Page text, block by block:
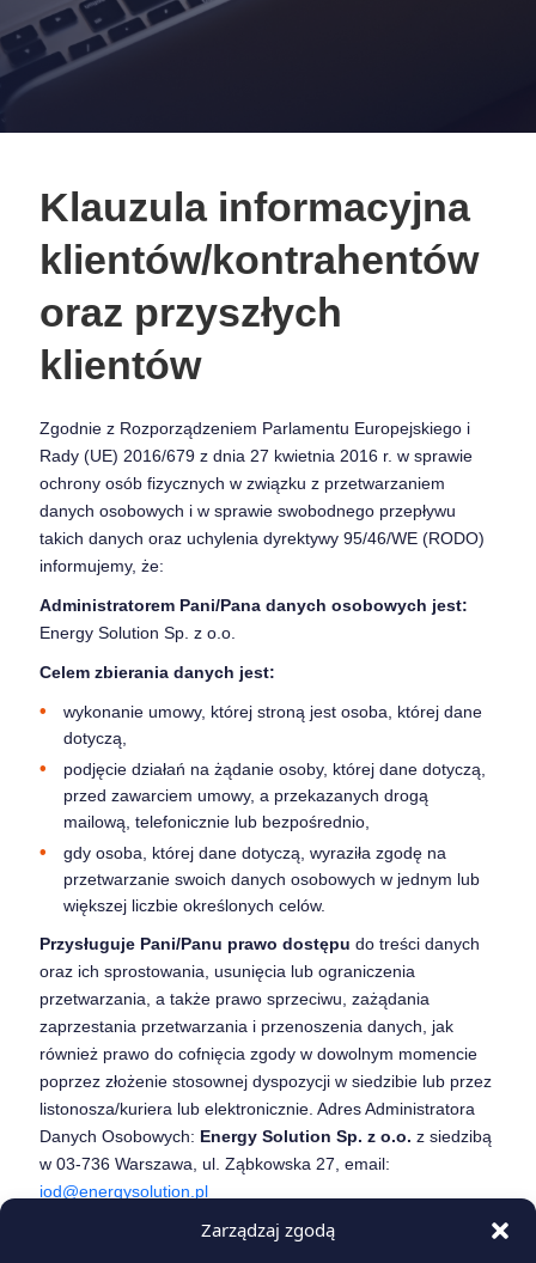
Zarządzaj zgodą
Klauzula informacyjna
klientów/kontrahentów
oraz przyszłych
klientów
Zgodnie z Rozporządzeniem Parlamentu Europejskiego i
Rady (UE) 2016/679 z dnia 27 kwietnia 2016 r. w sprawie
ochrony osób fizycznych w związku z przetwarzaniem
danych osobowych i w sprawie swobodnego przepływu
takich danych oraz uchylenia dyrektywy 95/46/WE (RODO)
informujemy, że:
Administratorem Pani/Pana danych osobowych jest:
Energy Solution Sp. z o.o.
Celem zbierania danych jest:
wykonanie umowy, której stroną jest osoba, której dane
dotyczą,
podjęcie działań na żądanie osoby, której dane dotyczą,
przed zawarciem umowy, a przekazanych drogą
mailową, telefonicznie lub bezpośrednio,
gdy osoba, której dane dotyczą, wyraziła zgodę na
przetwarzanie swoich danych osobowych w jednym lub
większej liczbie określonych celów.
Przysługuje Pani/Panu prawo dostępu do treści danych
oraz ich sprostowania, usunięcia lub ograniczenia
przetwarzania, a także prawo sprzeciwu, zażądania
zaprzestania przetwarzania i przenoszenia danych, jak
również prawo do cofnięcia zgody w dowolnym momencie
poprzez złożenie stosownej dyspozycji w siedzibie lub przez
listonosza/kuriera lub elektronicznie. Adres Administratora
Danych Osobowych: Energy Solution Sp. z o.o. z siedzibą
w 03-736 Warszawa, ul. Ząbkowska 27, email:
iod@energysolution.pl
Przysługuje Pani/Panu także prawo do wniesienia